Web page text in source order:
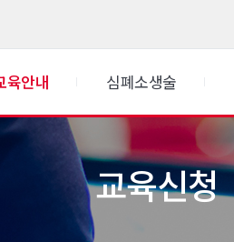
육안내 심폐소생술
교육신청